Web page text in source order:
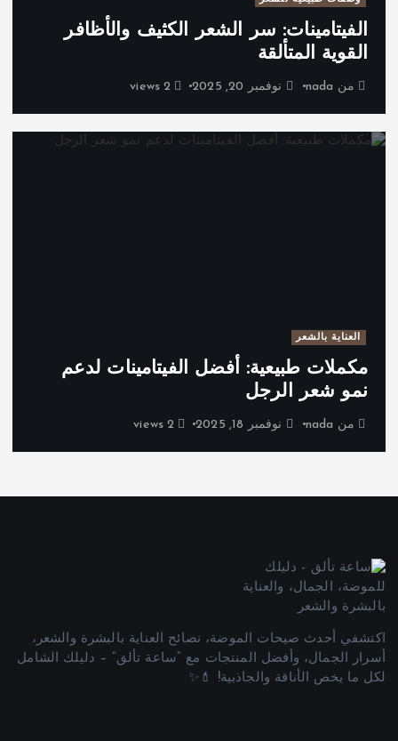
الفيتامينات: سر الشعر الكثيف والأظافر
القوية المتألقة
من nada نوفمبر 20, 2025
العناية بالشعر
مكملات طبيعية: أفضل الفيتامينات لدعم
نمو شعر الرجل
من nada نوفمبر 18, 2025
اكتشفي أحدث صيحات الموضة، نصائح العناية بالبشرة والشعر،
أسرار الجمال، وأفضل المنتجات مع “ساعة تألق” – دليلك الشامل
لكل ما يخص الأناقة والجاذبية! 💄✨